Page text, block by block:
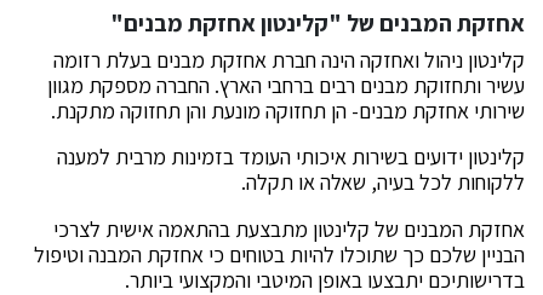
אחזקת המבנים של "קלינטון אחזקת מבנים"
קלינטון ניהול ואחזקה הינה חברת אחזקת מבנים בעלת רזומה
עשיר ותחזוקת מבנים רבים ברחבי הארץ. החברה מספקת מגוון
שירותי אחזקת מבנים- הן תחזוקה מונעת והן תחזוקה מתקנת.
קלינטון ידועים בשירות איכותי העומד בזמינות מרבית למענה
ללקוחות לכל בעיה, שאלה או תקלה.
אחזקת המבנים של קלינטון מתבצעת בהתאמה אישית לצרכי
הבניין שלכם כך שתוכלו להיות בטוחים כי אחזקת המבנה וטיפול
בדרישותיכם יתבצעו באופן המיטבי והמקצועי ביותר.